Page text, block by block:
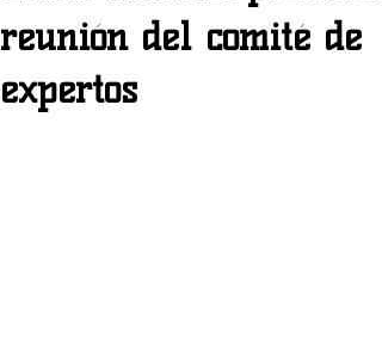
reunión del comité de
expertos